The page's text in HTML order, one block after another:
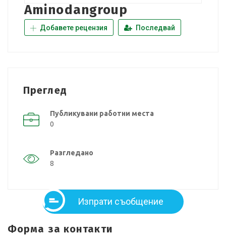
Aminodangroup
Добавете рецензия Последвай
Преглед
Публикувани работни места
0
Разгледано
8
Изпрати съобщение
Форма за контакти